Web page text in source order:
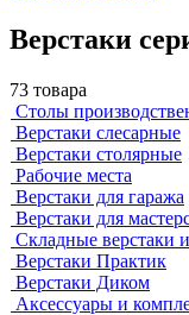
Верстаки
73 товара
Столы
Верстаки слесарные
Верстаки столярные
Рабочие места
Верстаки для гаража
Верстаки для
Складные верстаки
Верстаки Практик
Верстаки Диком
Аксессуары и